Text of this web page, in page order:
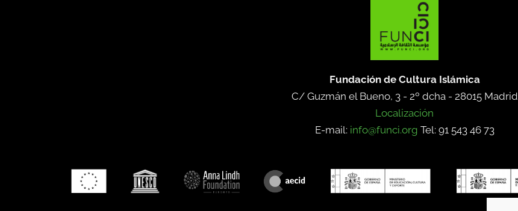
Fundación de Cultura Islámica
C/ Guzmán el Bueno, 3 - 2º dcha - 28015 Madrid
Localización
E-mail: info@funci.org Tel: 91 543 46 73